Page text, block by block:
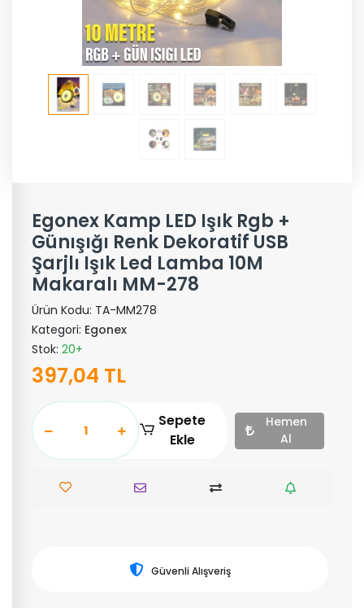
Egonex Kamp LED Işık Rgb +
Günışığı Renk Dekoratif USB
Şarjlı Işık Led Lamba 10M
Makaralı MM-278
Ürün Kodu: TA-MM278
Kategori: Egonex
Stok: 20+
397,04 TL
Sepete
Ekle
Hemen
Al
Güvenli Alışveriş